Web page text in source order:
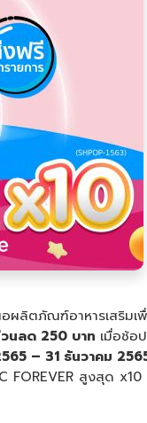
ลิตภัณฑ์อาหารเสริม
นลด 250 บาท เมื่อช้อ
– 31 ธันวาคม
FOREVER สูงสุด x10